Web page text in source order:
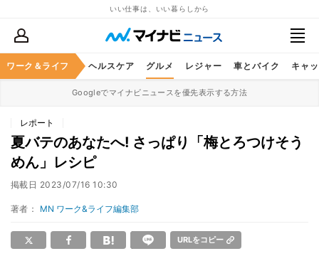
いい仕事は、いい暮らしから
ワーク＆ライフ
マネー 暮らし ヘルスケア グルメ レジャー 車とバイク キャ
Googleでマイナビニュースを優先表示する方法
レポート
夏バテのあなたへ! さっぱり「梅とろつけそう
めん」レシピ
掲載日 2023/07/16 10:30
著者： MN ワーク&ライフ編集部
URLをコピー